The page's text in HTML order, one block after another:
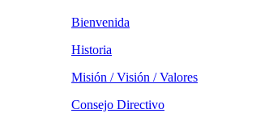
Bienvenida
Historia
Misión / Visión / Valores
Consejo Directivo